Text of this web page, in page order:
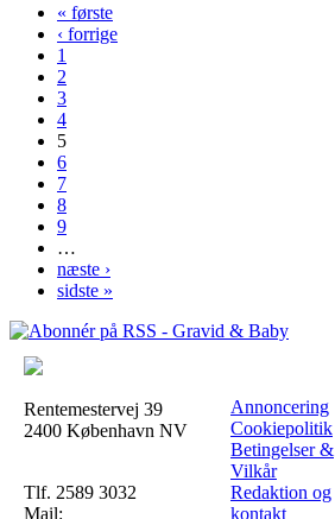
Sider
« første
‹ forrige
1
2
3
4
5
6
7
8
9
…
næste ›
sidste »
Rentemestervej 39
2400 København NV
Tlf. 2589 3032
Mail:
Annoncering
Cookiepolitik
Betingelser &
Vilkår
Redaktion og
kontakt